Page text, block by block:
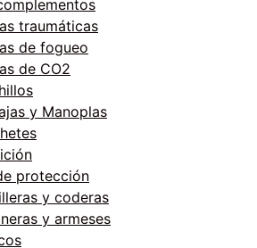
traumáticas
de fogueo
de CO2
y Manoplas
protección
y coderas
y armeses